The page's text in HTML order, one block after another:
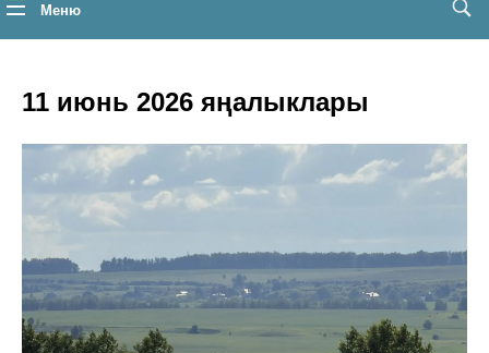
Меню
11 июнь 2026 яңалыклары